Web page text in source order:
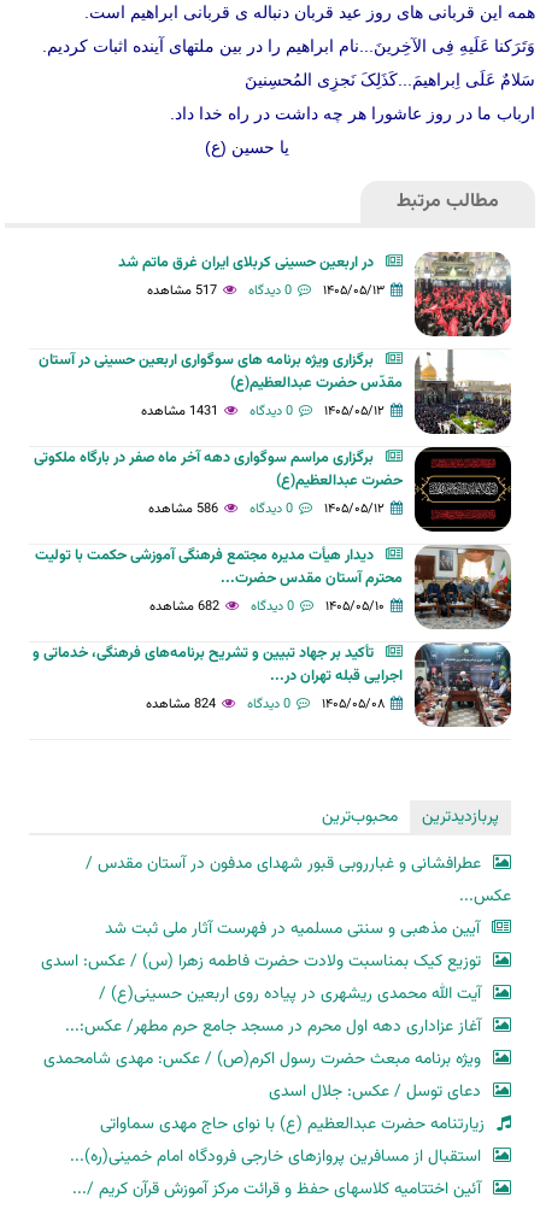
همه این قربانی های روز عید قربان دنباله ی قربانی ابراهیم است.
وَتَرَکنا عَلَیهِ فِی الآخِرینَ...نام ابراهیم را در بین ملتهای آینده اثبات کردیم.
سَلامٌ عَلَی اِبراهیمَ...کَذَلِکَ نَجزِی المُحسِنینَ
ارباب ما در روز عاشورا هر چه داشت در راه خدا داد.
یا حسین (ع)
مطالب مرتبط
در اربعین حسینی کربلای ایران غرق ماتم شد
۱۴۰۵/۰۵/۱۳ 0 دیدگاه 517 مشاهده
برگزاری ویژه برنامه های سوگواری اربعین حسینی در آستان
مقدّس حضرت عبدالعظیم(ع)
۱۴۰۵/۰۵/۱۲ 0 دیدگاه 1431 مشاهده
برگزاری مراسم سوگواری دهه آخر ماه صفر در بارگاه ملکوتی
حضرت عبدالعظیم(ع)
۱۴۰۵/۰۵/۱۲ 0 دیدگاه 586 مشاهده
دیدار هیأت مدیره مجتمع فرهنگی آموزشی حکمت با تولیت
محترم آستان مقدس حضرت...
۱۴۰۵/۰۵/۱۰ 0 دیدگاه 682 مشاهده
تأکید بر جهاد تبیین و تشریح برنامه‌های فرهنگی، خدماتی و
اجرایی قبله تهران در...
۱۴۰۵/۰۵/۰۸ 0 دیدگاه 824 مشاهده
پربازدیدترین
محبوب‌ترین
عطرافشانی و غبارروبی قبور شهدای مدفون در آستان مقدس /
عکس...
آیین مذهبی و سنتی مسلمیه در فهرست آثار ملی ثبت شد
توزیع کیک بمناسبت ولادت حضرت فاطمه زهرا (س) / عکس: اسدی
آیت الله محمدی ریشهری در پیاده روی اربعین حسینی(ع) /
آغاز عزاداری دهه اول محرم در مسجد جامع حرم مطهر/ عکس:...
ویژه برنامه مبعث حضرت رسول اکرم(ص) / عکس: مهدی شامحمدی
دعای توسل / عکس: جلال اسدی
زیارتنامه حضرت عبدالعظیم (ع) با نوای حاج مهدی سماواتی
استقبال از مسافرین پروازهای خارجی فرودگاه امام خمینی(ره)...
آئین اختتامیه کلاسهای حفظ و قرائت مرکز آموزش قرآن کریم /...